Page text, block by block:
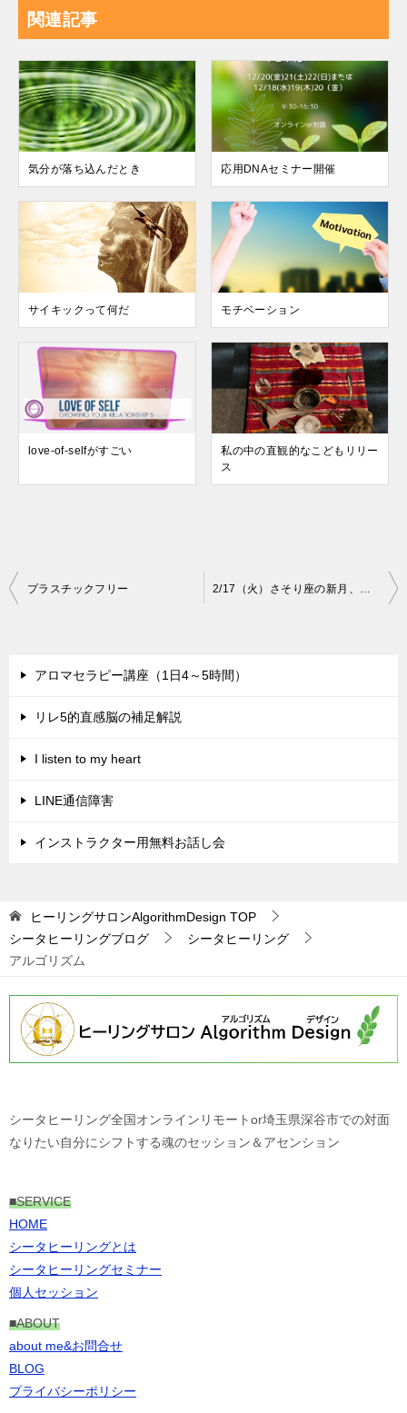
関連記事
気分が落ち込んだとき 応用DNAセミナー開催
サイキックって何だ モチベーション
love-of-selfがすごい
私の中の直観的なこどもリリー
ス
投
ビ
シ
プラスチックフリー 2/17（火）さそり座の新月、金環日食、太陰暦の元旦、祈年祭のクアドラプル（四重）コンボでマニフェスト大吉日です
アロマセラピー講座（1日4～5時間）
リレ5的直感脳の補足解説
I listen to my heart
LINE通信障害
インストラクター用無料お話し会
ヒーリングサロンAlgorithmDesign TOP
シータヒーリングブログ
シータヒーリング
アルゴリズム
シータヒーリング全国オンラインリモートor埼玉県深谷市での対面
なりたい自分にシフトする魂のセッション＆アセンション
■SERVICE
HOME
シータヒーリングとは
シータヒーリングセミナー
個人セッション
■ABOUT
about me&お問合せ
BLOG
プライバシーポリシー